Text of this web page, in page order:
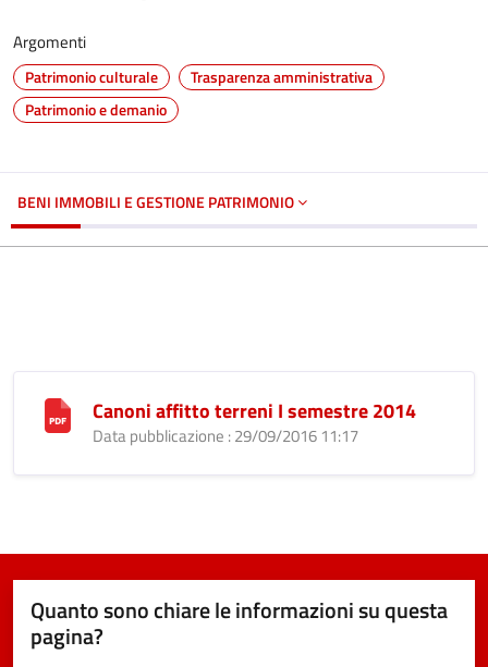
Argomenti
Patrimonio culturale
Trasparenza amministrativa
Patrimonio e demanio
BENI IMMOBILI E GESTIONE PATRIMONIO
Canoni affitto terreni I semestre 2014
Data pubblicazione : 29/09/2016 11:17
Quanto sono chiare le informazioni su questa
pagina?